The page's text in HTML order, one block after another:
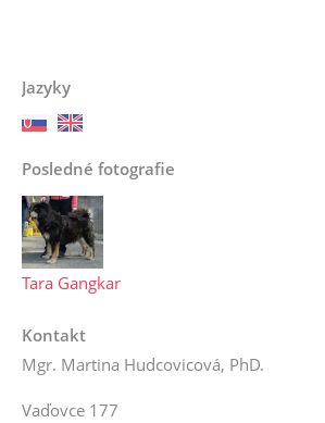
Jazyky
Posledné fotografie
Tara Gangkar
Kontakt
Mgr. Martina Hudcovicová, PhD.
Vaďovce 177